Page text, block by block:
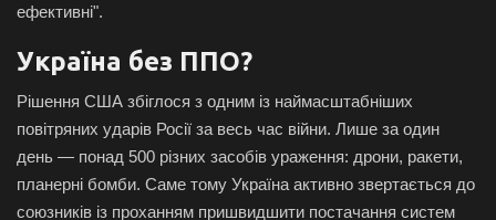
ефективні".
Україна без ППО?
Рішення США збіглося з одним із наймасштабніших
повітряних ударів Росії за весь час війни. Лише за один
день — понад 500 різних засобів ураження: дрони, ракети,
планерні бомби. Саме тому Україна активно звертається до
союзників із проханням пришвидшити постачання систем